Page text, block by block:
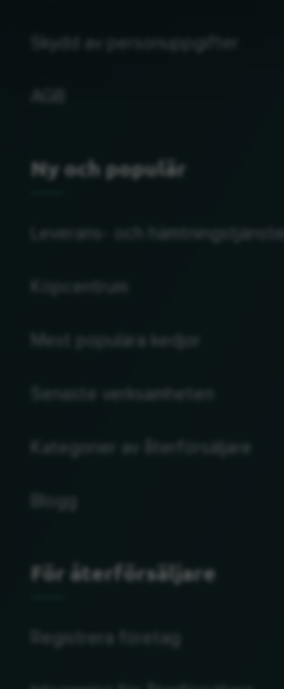
Ny och populär
Leverans- och hämtningstjänster
Senaste verksamheten
För återförsäljare